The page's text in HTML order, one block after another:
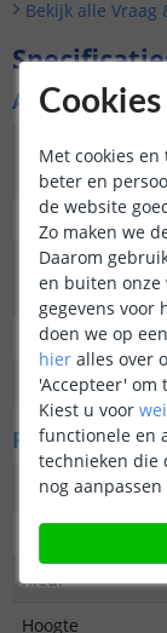
Bekijk alle Vraag
Algemene
Type
buitenverlichting
Functie
Aantal lampen in
set
IP waarde
Garantie
Fysieke
Vormgeving/stijl
Materiaal
Kleur
Hoogte
Cookies
Met cookies
beter en
de website
Zo maken we
Daarom
en buiten onze
gegevens voor
doen we op
hier alles over
'Accepteer' om
Kiest u voor
functionele en
technieken die
nog